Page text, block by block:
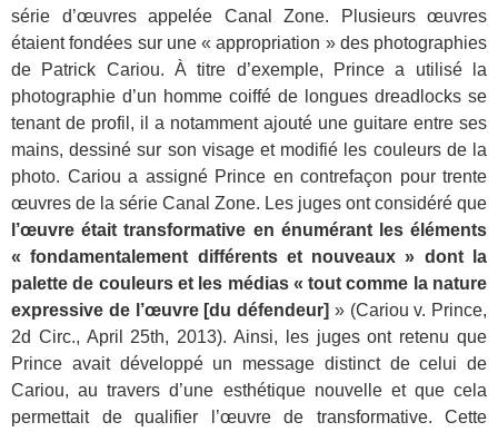
série d’œuvres appelée Canal Zone. Plusieurs œuvres
étaient fondées sur une « appropriation » des photographies
de Patrick Cariou. À titre d’exemple, Prince a utilisé la
photographie d’un homme coiffé de longues dreadlocks se
tenant de profil, il a notamment ajouté une guitare entre ses
mains, dessiné sur son visage et modifié les couleurs de la
photo. Cariou a assigné Prince en contrefaçon pour trente
œuvres de la série Canal Zone. Les juges ont considéré que
l’œuvre étaittransformative en énumérant les éléments
«fondamentalement différents et nouveaux » dont la
palette de couleurs et les médias « tout comme la nature
expressive de l’œuvre [du défendeur] » (Cariou v. Prince,
2d Circ., April 25th, 2013). Ainsi, les juges ont retenu que
Prince avait développé un message distinct de celui de
Cariou, au travers d’une esthétique nouvelle et que cela
permettait de qualifier l’œuvre de transformative. Cette